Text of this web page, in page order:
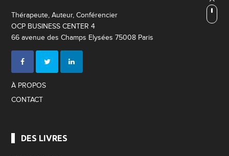
Thérapeute, Auteur, Conférencier
OCP BUSINESS CENTER 4
66 avenue des Champs Elysées 75008 Paris
À PROPOS
CONTACT
DES LIVRES